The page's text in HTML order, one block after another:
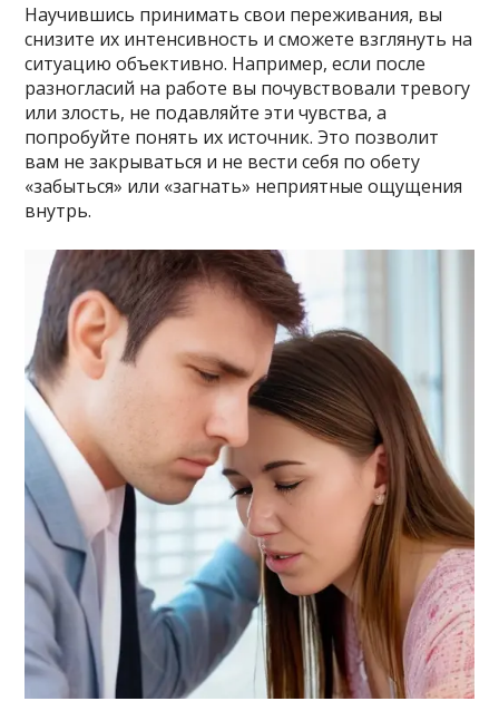
Научившись принимать свои переживания, вы
снизите их интенсивность и сможете взглянуть на
ситуацию объективно. Например, если после
разногласий на работе вы почувствовали тревогу
или злость, не подавляйте эти чувства, а
попробуйте понять их источник. Это позволит
вам не закрываться и не вести себя по обету
«забыться» или «загнать» неприятные ощущения
внутрь.